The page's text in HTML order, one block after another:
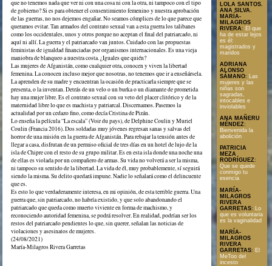
que no tenemos nada que ver ni con una cosa ni con la otra, ni tampoco con el tipo
de gobierno? Si es para obtener el consentimiento femenino y nuestra aprobación
de las guerras, no nos dejemos engañar. No seamos cómplices de lo que parece que
queramos evitar. Tan armados del contrato sexual van a esta guerra los talibanes
como los occidentales, unos y otros porque no aceptan el final del patriarcado, ni
aquí ni allí. La guerra y el patriarcado van juntos. Cuidado con las propuestas
feministas de igualdad financiadas por organismos internacionales. Es una vieja
maniobra de blanqueo a nuestra costa. ¿Iguales que quién?
Las mujeres de Afganistán, como cualquier otra, conocen y viven la libertad
femenina. La conocen incluso mejor que nosotras, no tenemos que ir a enseñársela.
La aprenden de su madre y encuentran la ocasión de practicarla siempre que se
presenta, o la inventan. Detrás de un velo o un burka o un diamante de prometida
hay una mujer libre. Es el contrato sexual con su veto del placer clitórico y de la
maternidad libre lo que es machista y patriarcal. Discernamos. Pasemos la
actualidad por un cedazo fino, como decía Cristina de Pizán.
Lo enseña la película “La escala” (Voir du pays), de Delphine Coulin y Muriel
Coulin (Francia 2016). Dos soldadas muy jóvenes regresan sanas y salvas del
horror de una misión en la guerra de Afganistán. Para rebajar la tensión antes de
llegar a casa, disfrutan de un permiso oficial de tres días en un hotel de lujo de la
isla de Chipre con el resto de su grupo militar. Es en esta isla donde una noche una
de ellas es violada por un compañero de armas. Su vida no volverá a ser la misma,
ni tampoco su sentido de la libertad. La vida de él, muy probablemente, sí seguirá
siendo la misma. Su delito quedará impune. Nadie lo señalará como el delincuente
que es.
Es esto lo que verdaderamente interesa, en mi opinión, de esta terrible guerra. Una
guerra que, sin patriarcado, no habría existido, y que solo abandonando el
patriarcado que queda como muerto viviente en forma de machismo, y
reconociendo autoridad femenina, se podrá resolver. En realidad, podrían ser los
restos del patriarcado pendientes lo que, sin querer, señalan las noticias de
violaciones y asesinatos de mujeres.
(24/08/2021)
María-Milagros Rivera Garretas
LOLA SANTOS.
ANA SILVA.
MARÍA-
MILAGROS
RIVERA: El que
ha de estar lejos
es él:
magistrados y
maridos
ADRIANA
ALONSO
SÁMANO:
Las
mujeres y las
niñas son
sagradas,
intocables e
inviolables
ANA MAÑERU
MÉNDEZ:
Bienvenida la
abolición
PATRICIA
MEZA
RODRÍGUEZ:
Que se quede
conmigo tu
esencia
MARÍA-
MILAGROS
RIVERA
GARRETAS:
Lo
que es voluntaria
es la vaginalidad
MARÍA-
MILAGROS
RIVERA
GARRETAS: El
MeToo del
incesto